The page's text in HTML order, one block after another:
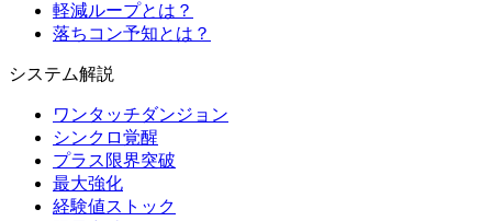
軽減ループとは？
落ちコン予知とは？
システム解説
ワンタッチダンジョン
シンクロ覚醒
プラス限界突破
最大強化
経験値ストック